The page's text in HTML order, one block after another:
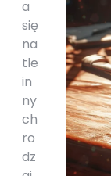
a
się
na
tle
in
ny
ch
ro
dz